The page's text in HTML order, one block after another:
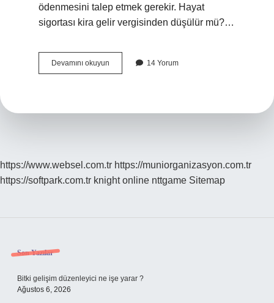
ödenmesini talep etmek gerekir. Hayat
sigortası kira gelir vergisinden düşülür mü?…
Devamını okuyun
Hayat
14 Yorum
https://www.websel.com.tr https://muniorganizasyon.com.tr
https://softpark.com.tr knight online nttgame Sitemap
Sidebar
Son Yazılar
Bitki gelişim düzenleyici ne işe yarar ?
Ağustos 6, 2026